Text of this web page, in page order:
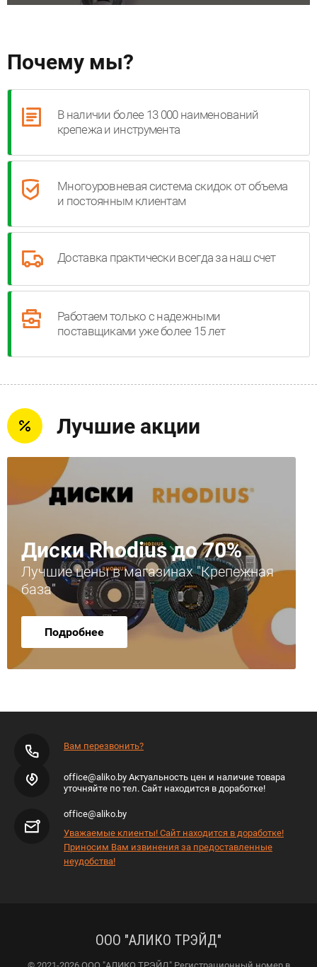
Почему мы?
В наличии более 13 000 наименований
крепежа и инструмента
Многоуровневая система скидок от объема
и постоянным клиентам
Доставка практически всегда за наш счет
Работаем только с надежными
поставщиками уже более 15 лет
Лучшие акции
Диски Rhodius до 70%
Лучшие цены в магазинах "Крепежная
база"
Подробнее
Вам перезвонить?
office@aliko.by Актуальность цен и наличие товара
уточняйте по тел. Сайт находится в доработке!
office@aliko.by
Уважаемые клиенты! Сайт находится в доработке!
Приносим Вам извинения за предоставленные
неудобства!
ООО "АЛИКО ТРЭЙД"